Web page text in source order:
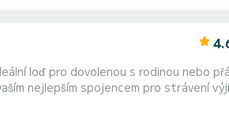
dovolenou s rodinou nebo přáteli. Loď má
nejlepším spojencem pro strávení